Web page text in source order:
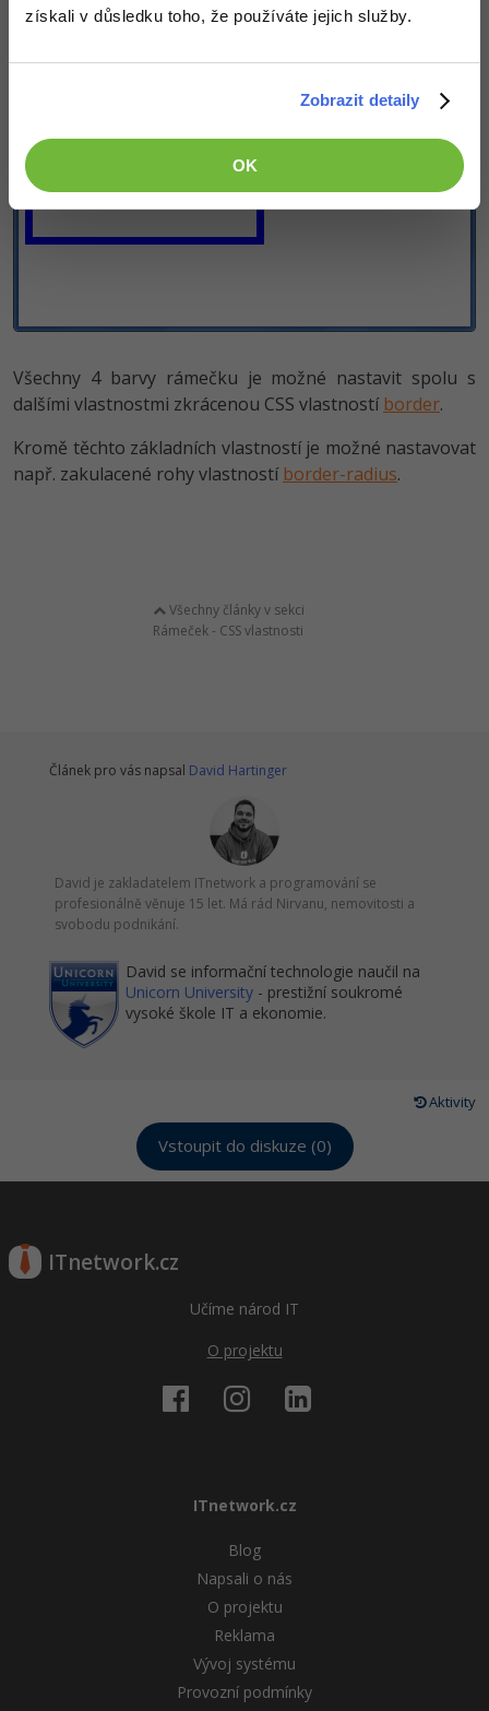
získali v důsledku toho, že používáte jejich služby.
Zobrazit detaily
OK
Všechny 4 barvy rámečku je možné nastavit spolu s
dalšími vlastnostmi zkrácenou CSS vlastností border.
Kromě těchto základních vlastností je možné nastavovat
např. zakulacené rohy vlastností border-radius.
Všechny články v sekci
Rámeček - CSS vlastnosti
Článek pro vás napsal David Hartinger
David je zakladatelem ITnetwork a programování se
profesionálně věnuje 15 let. Má rád Nirvanu, nemovitosti a
svobodu podnikání.
David se informační technologie naučil na
Unicorn University - prestižní soukromé
vysoké škole IT a ekonomie.
Aktivity
Vstoupit do diskuze (0)
ITnetwork.cz
Učíme národ IT
O projektu
ITnetwork.cz
Blog
Napsali o nás
O projektu
Reklama
Vývoj systému
Provozní podmínky